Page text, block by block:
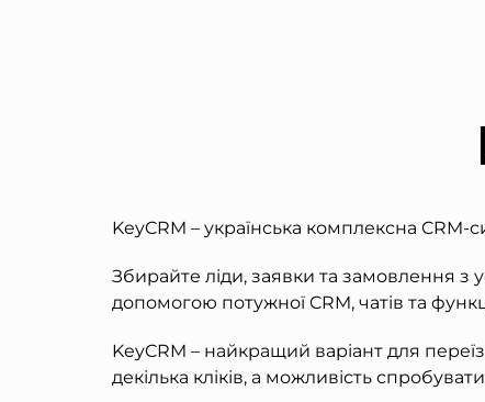
KeyCRM – українська комплексна
Збирайте ліди, заявки та замовлення з
допомогою потужної CRM, чатів та
KeyCRM – найкращий варіант для
декілька кліків, а можливість